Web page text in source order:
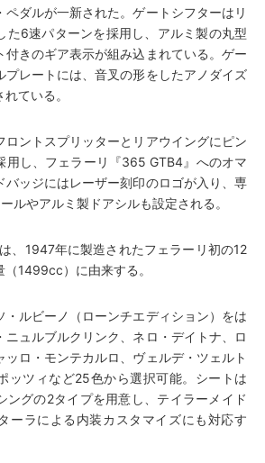
ペダルが一新された。ゲートシフターはリ
た6速パターンを採用し、アルミ製の丸型
付きのギア表示が組み込まれている。ゲー
プレートには、音叉の形をしたアノダイズ
ている。
ロントスプリッターとリアウイングにピン
用し、フェラーリ『365 GTB4』へのオマ
バッジにはレーザー刻印のロゴが入り、専
ルやアルミ製ドアシルも設定される。
、1947年に製造されたフェラーリ初の12
1499cc）に由来する。
・ルビーノ（ローンチエディション）をは
ニュルブルクリンク、ネロ・デイトナ、ロ
ッロ・モンテカルロ、ヴェルデ・ツェルト
ッツィなど25色から選択可能。シートは
ングの2タイプを用意し、テイラーメイド
ーラによる内装カスタマイズにも対応す